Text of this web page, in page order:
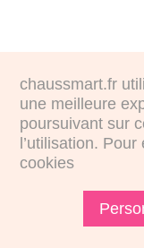
chaussmart.fr
une meilleure
poursuivant sur
l’utilisation.
cookies